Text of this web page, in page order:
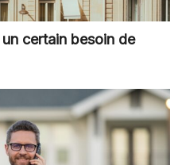
certain besoin de